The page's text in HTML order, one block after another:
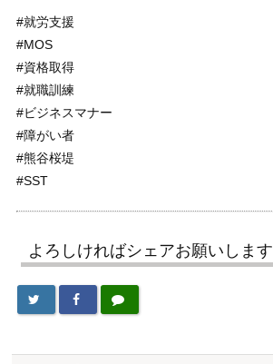
#就労支援
#MOS
#資格取得
#就職訓練
#ビジネスマナー
#障がい者
#熊谷桜堤
#SST
よろしければシェアお願いします